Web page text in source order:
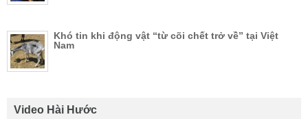
Khó tin khi động vật “từ cõi chết trở về” tại Việt
Nam
Video Hài Hước